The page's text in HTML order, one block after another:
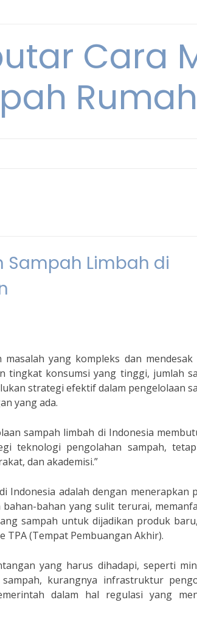
Cara
Sampah Limbah di
yang kompleks dan
tingkat konsumsi yang tinggi, jumlah
strategi efektif dalam pengelolaan
yang ada.
sampah limbah di Indonesia
teknologi pengolahan sampah,
dan akademisi.”
Indonesia adalah dengan menerapkan
bahan-bahan yang sulit terurai,
sampah untuk dijadikan produk
(Tempat Pembuangan Akhir).
yang harus dihadapi, seperti
kurangnya infrastruktur
dalam hal regulasi yang